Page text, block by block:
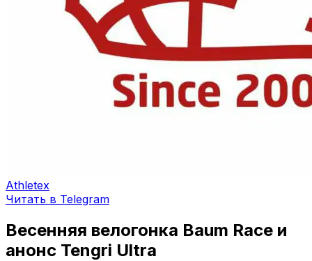
Athletex
Читать в Telegram
Весенняя велогонка Baum Race и
анонс Tengri Ultra